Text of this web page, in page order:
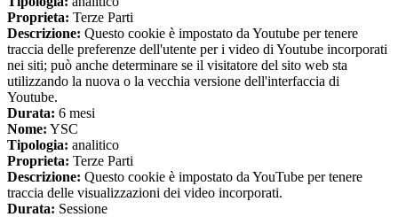
Proprieta: Terze Parti
Descrizione: Questo cookie è impostato da Youtube per tenere
traccia delle preferenze dell'utente per i video di Youtube incorporati
nei siti; può anche determinare se il visitatore del sito web sta
utilizzando la nuova o la vecchia versione dell'interfaccia di
Youtube.
Durata: 6 mesi
Nome: YSC
Tipologia: analitico
Proprieta: Terze Parti
Descrizione: Questo cookie è impostato da YouTube per tenere
traccia delle visualizzazioni dei video incorporati.
Durata: Sessione